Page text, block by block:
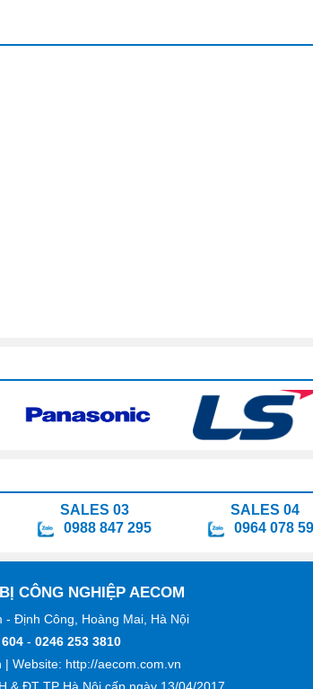
SALES 03
0988 847 295
SALES 04
0964 078
CÔNG NGHIỆP AECOM
Định Công, Hoàng Mai, Hà Nội
- 0246 253 3810
| Website: http://aecom.com.vn